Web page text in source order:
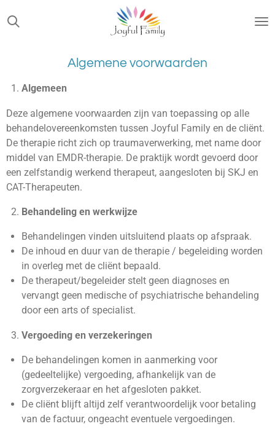
Ga
direct
Algemene voorwaarden
Algemeen
Deze algemene voorwaarden zijn van toepassing op alle
behandelovereenkomsten tussen Joyful Family en de cliënt.
De therapie richt zich op traumaverwerking, met name door
middel van EMDR-therapie. De praktijk wordt gevoerd door
een zelfstandig werkend therapeut, aangesloten bij SKJ en
CAT-Therapeuten.
Behandeling en werkwijze
Behandelingen vinden uitsluitend plaats op afspraak.
De inhoud en duur van de therapie / begeleiding worden
in overleg met de cliënt bepaald.
De therapeut/begeleider stelt geen diagnoses en
vervangt geen medische of psychiatrische behandeling
door een arts of specialist.
Vergoeding en verzekeringen
De behandelingen komen in aanmerking voor
(gedeeltelijke) vergoeding, afhankelijk van de
zorgverzekeraar en het afgesloten pakket.
De cliënt blijft altijd zelf verantwoordelijk voor betaling
van de factuur, ongeacht eventuele vergoedingen.